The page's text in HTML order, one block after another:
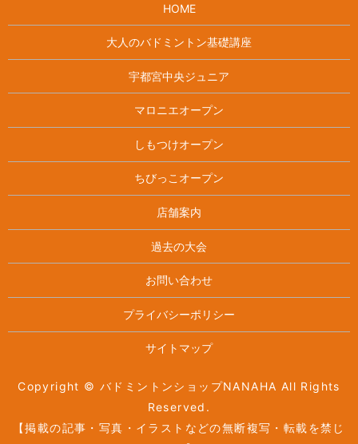
HOME
大人のバドミントン基礎講座
宇都宮中央ジュニア
マロニエオープン
しもつけオープン
ちびっこオープン
店舗案内
過去の大会
お問い合わせ
プライバシーポリシー
サイトマップ
Copyright © バドミントンショップNANAHA All Rights
Reserved.
【掲載の記事・写真・イラストなどの無断複写・転載を禁じ